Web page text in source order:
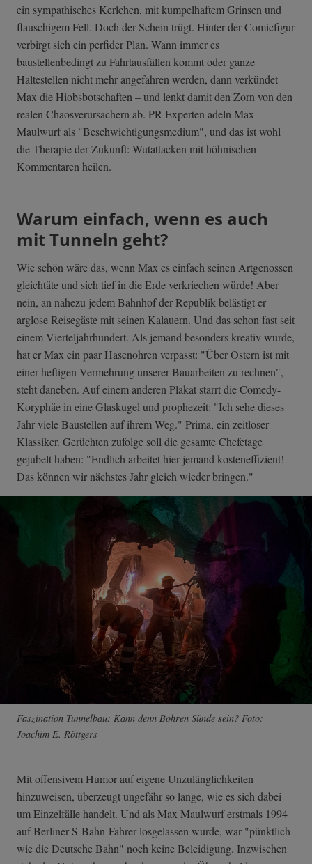
ein sympathisches Kerlchen, mit kumpelhaftem Grinsen und
flauschigem Fell. Doch der Schein trügt. Hinter der Comicfigur
verbirgt sich ein perfider Plan. Wann immer es
baustellenbedingt zu Fahrtausfällen kommt oder ganze
Haltestellen nicht mehr angefahren werden, dann verkündet
Max die Hiobsbotschaften – und lenkt damit den Zorn von den
realen Chaosverursachern ab. PR-Experten adeln Max
Maulwurf als "Beschwichtigungsmedium", und das ist wohl
die Therapie der Zukunft: Wutattacken mit höhnischen
Kommentaren heilen.
Warum einfach, wenn es auch
mit Tunneln geht?
Wie schön wäre das, wenn Max es einfach seinen Artgenossen
gleichtäte und sich tief in die Erde verkriechen würde! Aber
nein, an nahezu jedem Bahnhof der Republik belästigt er
arglose Reisegäste mit seinen Kalauern. Und das schon fast seit
einem Vierteljahrhundert. Als jemand besonders kreativ wurde,
hat er Max ein paar Hasenohren verpasst: "Über Ostern ist mit
einer heftigen Vermehrung unserer Bauarbeiten zu rechnen",
steht daneben. Auf einem anderen Plakat starrt die Comedy-
Koryphäe in eine Glaskugel und prophezeit: "Ich sehe dieses
Jahr viele Baustellen auf ihrem Weg." Prima, ein zeitloser
Klassiker. Gerüchten zufolge soll die gesamte Chefetage
gejubelt haben: "Endlich arbeitet hier jemand kosteneffizient!
Das können wir nächstes Jahr gleich wieder bringen."
Faszination Tunnelbau: Kann denn Bohren Sünde sein? Foto:
Joachim E. Röttgers
Mit offensivem Humor auf eigene Unzulänglichkeiten
hinzuweisen, überzeugt ungefähr so lange, wie es sich dabei
um Einzelfälle handelt. Und als Max Maulwurf erstmals 1994
auf Berliner S-Bahn-Fahrer losgelassen wurde, war "pünktlich
wie die Deutsche Bahn" noch keine Beleidigung. Inzwischen